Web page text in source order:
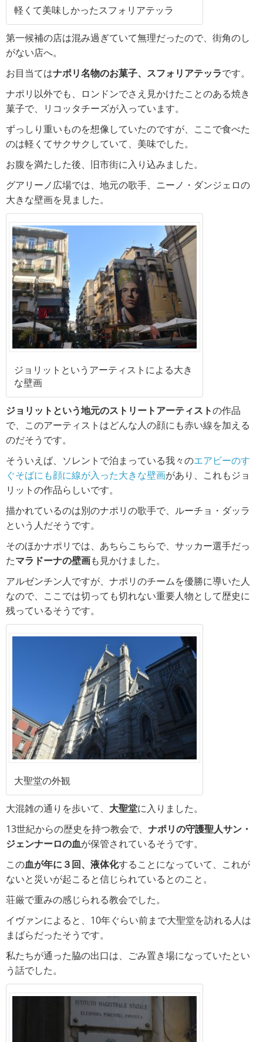
軽くて美味しかったスフォリアテッラ
第一候補の店は混み過ぎていて無理だったので、街角のし
がない店へ。
お目当てはナポリ名物のお菓子、スフォリアテッラです。
ナポリ以外でも、ロンドンでさえ見かけたことのある焼き
菓子で、リコッタチーズが入っています。
ずっしり重いものを想像していたのですが、ここで食べた
のは軽くてサクサクしていて、美味でした。
お腹を満たした後、旧市街に入り込みました。
グアリーノ広場では、地元の歌手、ニーノ・ダンジェロの
大きな壁画を見ました。
ジョリットというアーティストによる大き
な壁画
ジョリットという地元のストリートアーティストの作品
で、このアーティストはどんな人の顔にも赤い線を加える
のだそうです。
そういえば、ソレントで泊まっている我々のエアビーのす
ぐそばにも顔に線が入った大きな壁画があり、これもジョ
リットの作品らしいです。
描かれているのは別のナポリの歌手で、ルーチョ・ダッラ
という人だそうです。
そのほかナポリでは、あちらこちらで、サッカー選手だっ
たマラドーナの壁画も見かけました。
アルゼンチン人ですが、ナポリのチームを優勝に導いた人
なので、ここでは切っても切れない重要人物として歴史に
残っているそうです。
大聖堂の外観
大混雑の通りを歩いて、 大聖堂に入りました。
13世紀からの歴史を持つ教会で、 ナポリの守護聖人サン・
ジェンナーロの血が保管されているそうです。
この血が年に３回、液体化することになっていて、これが
ないと災いが起こると信じられているとのこと。
荘厳で重みの感じられる教会でした。
イヴァンによると、10年ぐらい前まで大聖堂を訪れる人は
まばらだったそうです。
私たちが通った脇の出口は、ごみ置き場になっていたとい
う話でした。